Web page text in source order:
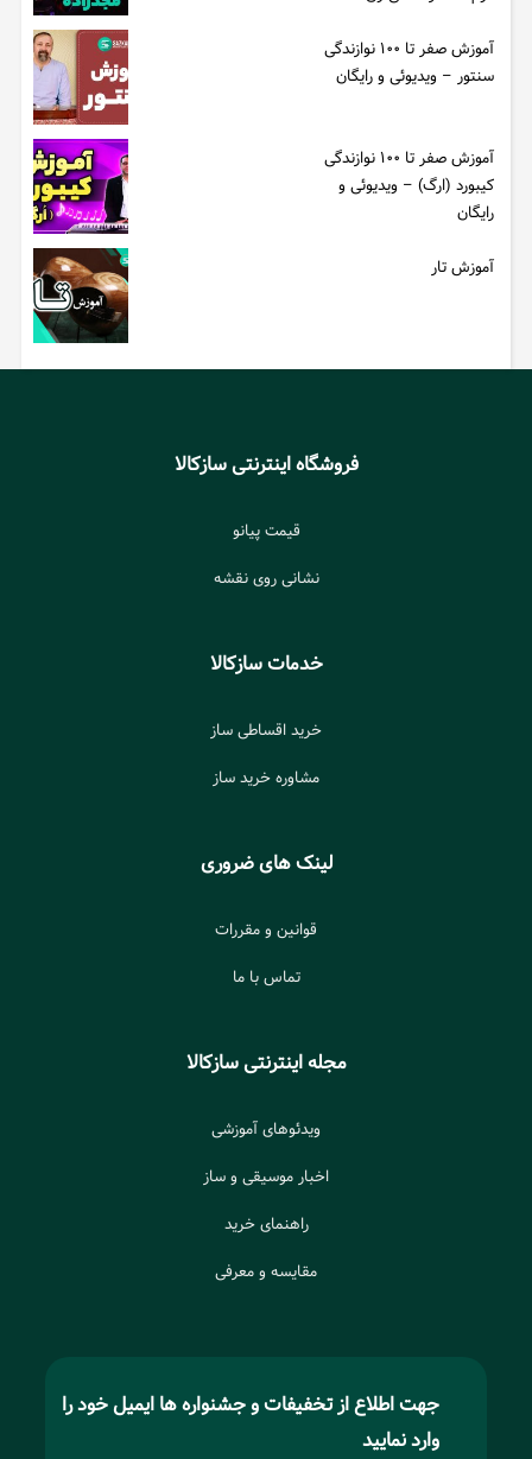
آموزش صفر تا ۱۰۰ نوازندگی
سنتور – ویدیوئی و رایگان
آموزش صفر تا ۱۰۰ نوازندگی
کیبورد (ارگ) – ویدیوئی و
رایگان
آموزش تار
فروشگاه اینترنتی سازکالا
قیمت پیانو
نشانی روی نقشه
خدمات سازکالا
خرید اقساطی ساز
مشاوره خرید ساز
لینک های ضروری
قوانین و مقررات
تماس با ما
مجله اینترنتی سازکالا
ویدئوهای آموزشی
اخبار موسیقی و ساز
راهنمای خرید
مقایسه و معرفی
جهت اطلاع از تخفیفات و جشنواره ها ایمیل خود را
وارد نمایید